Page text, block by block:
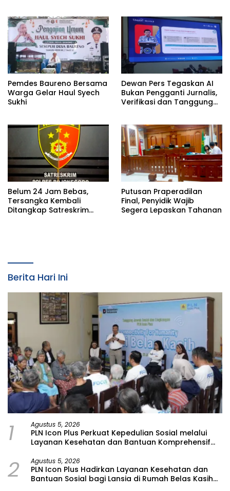
Pemdes Baureno Bersama
Warga Gelar Haul Syech
Sukhi
Dewan Pers Tegaskan AI
Bukan Pengganti Jurnalis,
Verifikasi dan Tanggung
Belum 24 Jam Bebas,
Tersangka Kembali
Ditangkap Satreskrim
Putusan Praperadilan
Final, Penyidik Wajib
Segera Lepaskan Tahanan
Berita Hari Ini
1 Agustus 5, 2026
PLN Icon Plus Perkuat Kepedulian Sosial melalui
Layanan Kesehatan dan Bantuan Komprehensif
2 Agustus 5, 2026
PLN Icon Plus Hadirkan Layanan Kesehatan dan
Bantuan Sosial bagi Lansia di Rumah Belas Kasih